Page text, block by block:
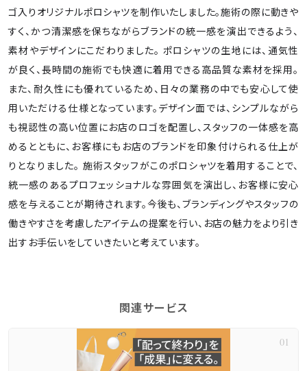
ゴ入りオリジナルポロシャツを制作いたしました。施術の際に動きや
すく、かつ清潔感を保ちながらブランドの統一感を演出できるよう、
素材やデザインにこだわりました。 ポロシャツの生地には、通気性
が良く、長時間の施術でも快適に着用できる高品質な素材を採用。
また、耐久性にも優れているため、日々の業務の中でも安心して使
用いただける仕様となっています。デザイン面では、シンプルながら
も視認性の高い位置にお店のロゴを配置し、スタッフの一体感を高
めるとともに、お客様にもお店のブランドを印象付けられる仕上が
りとなりました。 施術スタッフがこのポロシャツを着用することで、
統一感のあるプロフェッショナルな雰囲気を演出し、お客様に安心
感を与えることが期待されます。今後も、ブランディングやスタッフの
働きやすさを考慮したアイテムの提案を行い、お店の魅力をより引き
出すお手伝いをしていきたいと考えています。
関連サービス